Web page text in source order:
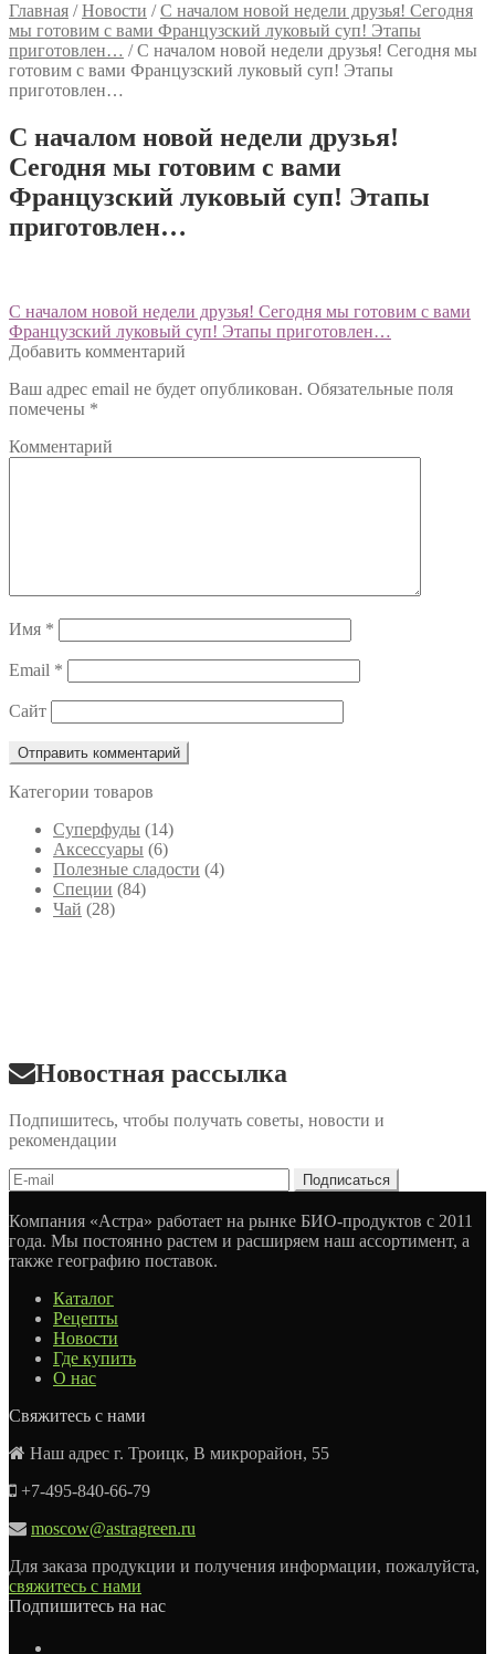
Главная /Новости /С началом новой недели друзья! Сегодня
мы готовим с вами Французский луковый суп! Этапы
приготовлен… /С началом новой недели друзья! Сегодня мы
готовим с вами Французский луковый суп! Этапы
приготовлен…
С началом новой недели друзья!
Сегодня мы готовим с вами
Французский луковый суп! Этапы
приготовлен…
Навигация
по
Предыдущий:
С началом новой недели друзья! Сегодня мы готовим с вами
Французский луковый суп! Этапы приготовлен…
Добавить комментарий
Ваш адрес email не будет опубликован. Обязательные поля
помечены *
Комментарий
Имя *
Email *
Сайт
Категории товаров
Cуперфуды (14)
Аксессуары (6)
Полезные сладости (4)
Специи (84)
Чай (28)
Новостная рассылка
Подпишитесь, чтобы получать советы, новости и
рекомендации
Компания «Астра» работает на рынке БИО-продуктов с 2011
года. Мы постоянно растем и расширяем наш ассортимент, а
также географию поставок.
Каталог
Рецепты
Новости
Где купить
О нас
Свяжитесь с нами
Наш адрес г. Троицк, В микрорайон, 55
+7-495-840-66-79
moscow@astragreen.ru
Для заказа продукции и получения информации, пожалуйста,
свяжитесь с нами
Подпишитесь на нас